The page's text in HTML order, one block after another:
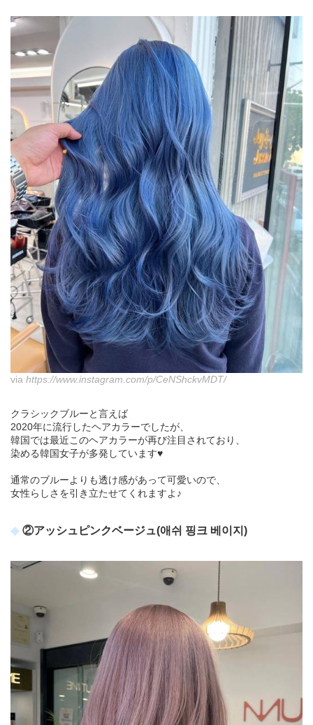
via https://www.instagram.com/p/CeNShckvMDT/
クラシックブルーと言えば
2020年に流行したヘアカラーでしたが、
韓国では最近このヘアカラーが再び注目されており、
染める韓国女子が多発しています♥
通常のブルーよりも透け感があって可愛いので、
女性らしさを引き立たせてくれますよ♪
②アッシュピンクベージュ(애쉬 핑크 베이지)